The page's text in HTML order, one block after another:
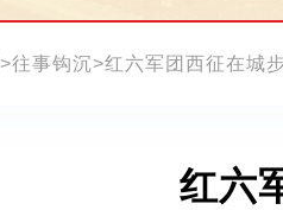
>往事钩沉>红六军团西征在城
红六